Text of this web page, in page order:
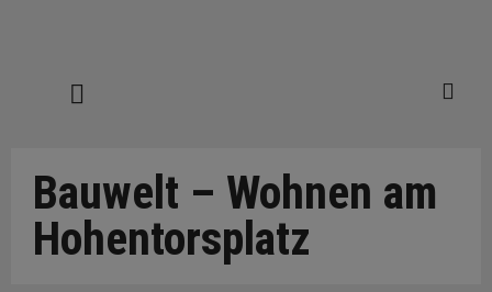
Bauwelt – Wohnen am
Hohentorsplatz